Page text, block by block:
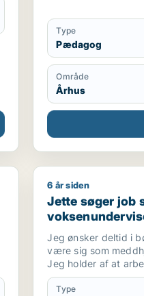
Type
Pædagog
Område
Århus
Jette søger job
6 år siden
Jette søger job
Jeg ønsker deltid i
være sig som
Jeg holder af at
og social
omkring at skabe
Type